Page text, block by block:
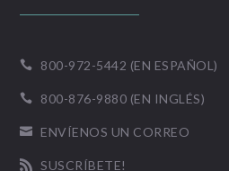
 800-972-5442 (EN ESPAÑOL)
 800-876-9880 (EN INGLÉS)
 ENVÍENOS UN CORREO
 SUSCRÍBETE!